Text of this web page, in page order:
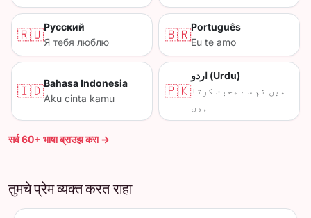
🇷🇺Русский
Я тебя люблю
🇧🇷Português
Eu te amo
🇮🇩Bahasa Indonesia
Aku cinta kamu
🇵🇰
اردو (Urdu)
میں تم سے محبت کرتا
ہوں
सर्व 60+ भाषा ब्राउझ करा →
तुमचे प्रेम व्यक्त करत राहा